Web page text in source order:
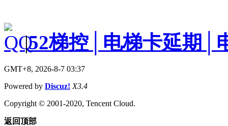
|52梯控│电梯卡延期│
GMT+8, 2026-8-7 03:37
Powered by Discuz! X3.4
Copyright © 2001-2020, Tencent Cloud.
返回顶部